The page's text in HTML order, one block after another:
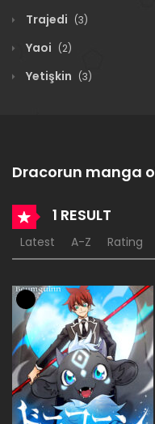
Trajedi (3)
Yaoi (2)
Yetişkin (3)
Dracorun manga
1 RESULT
Latest A-Z Rating